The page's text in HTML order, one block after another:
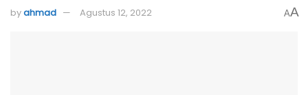
byahmad Agustus 12, 2022 AA